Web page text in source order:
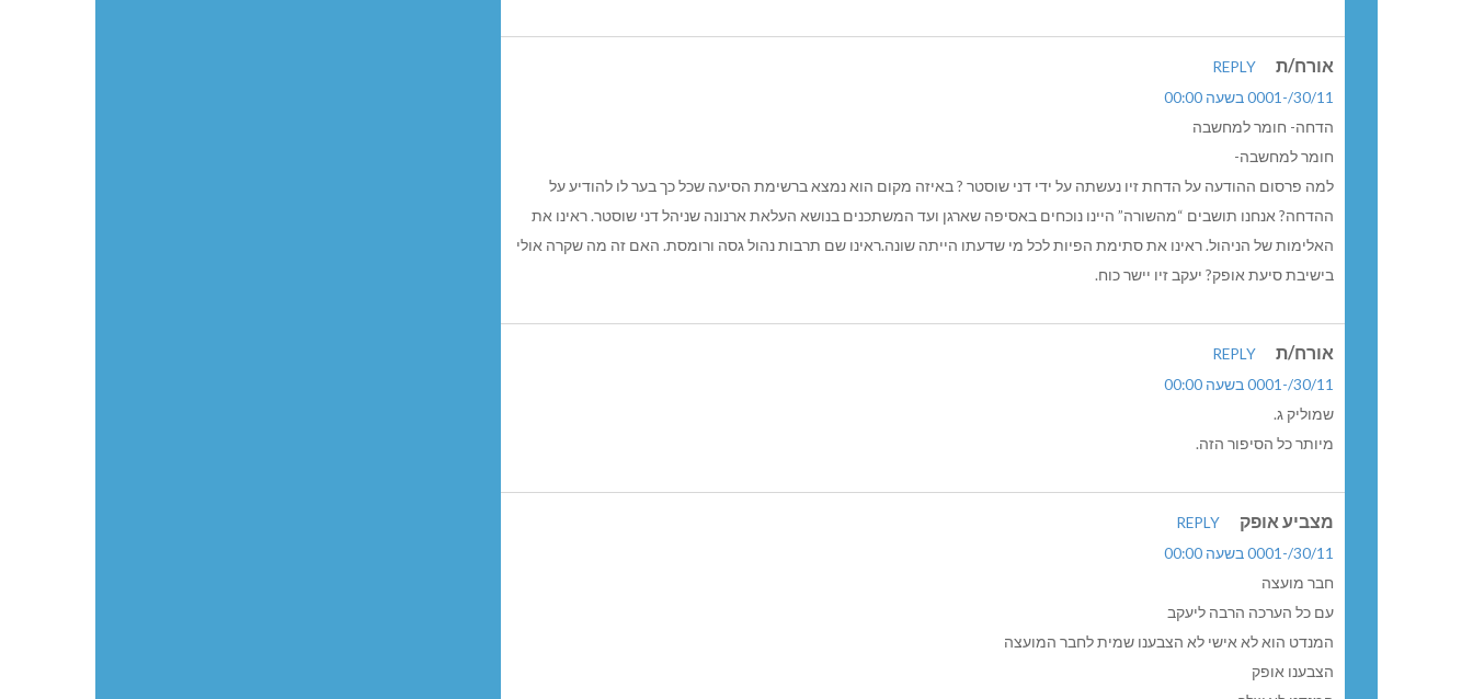
אורח/ת
REPLY
30/11/-0001 בשעה 00:00
הדחה- חומר למחשבה
חומר למחשבה-
למה פרסום ההודעה על הדחת זיו נעשתה על ידי דני שוסטר ? באיזה מקום הוא נמצא ברשימת הסיעה שכל כך בער לו להודיע על
ההדחה? אנחנו תושבים “מהשורה” היינו נוכחים באסיפה שארגן ועד המשתכנים בנושא העלאת ארנונה שניהל דני שוסטר. ראינו את
האלימות של הניהול. ראינו את סתימת הפיות לכל מי שדעתו הייתה שונה.ראינו שם תרבות נהול גסה ורומסת. האם זה מה שקרה אולי
בישיבת סיעת אופק? יעקב זיו יישר כוח.
אורח/ת
REPLY
30/11/-0001 בשעה 00:00
שמוליק ג.
מיותר כל הסיפור הזה.
מצביע אופק
REPLY
30/11/-0001 בשעה 00:00
חבר מועצה
עם כל הערכה הרבה ליעקב
המנדט הוא לא אישי לא הצבענו שמית לחבר המועצה
הצבענו אופק